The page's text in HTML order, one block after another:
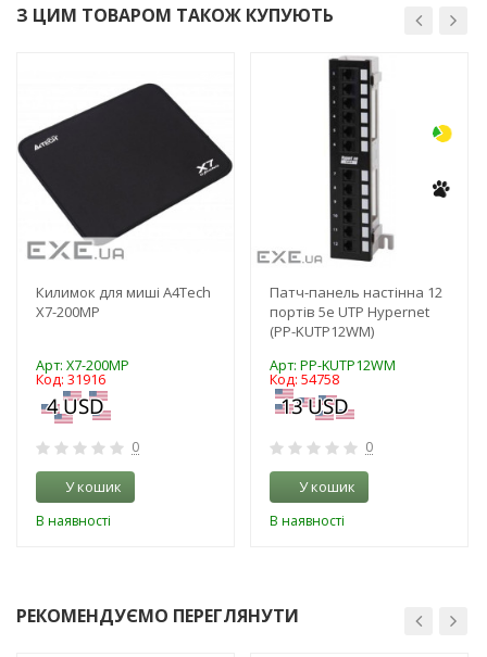
З ЦИМ ТОВАРОМ ТАКОЖ КУПУЮТЬ
Килимок для миші A4Tech
X7-200MP
Арт: X7-200MP
Код: 31916
0
У кошик
В наявності
Патч-панель настінна 12
портів 5e UTP Hypernet
(PP-KUTP12WM)
Арт: PP-KUTP12WM
Код: 54758
0
У кошик
В наявності
РЕКОМЕНДУЄМО ПЕРЕГЛЯНУТИ